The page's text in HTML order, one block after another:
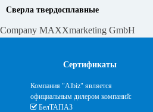
Сверла твердосплавные
Company MAXXmarketing GmbH
Сертификаты
Компания "Albiz" является
официальным дилером компаний:
БелТАПАЗ